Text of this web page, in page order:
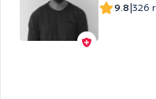
9.8|326